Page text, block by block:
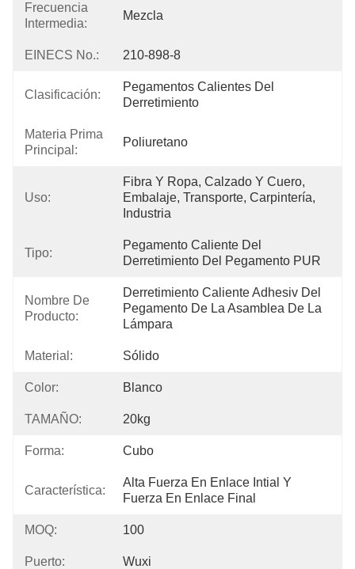
Frecuencia
Intermedia:
Mezcla
EINECS No.: 210-898-8
Clasificación:
Pegamentos Calientes Del
Derretimiento
Materia Prima
Principal:
Poliuretano
Uso:
Fibra Y Ropa, Calzado Y Cuero,
Embalaje, Transporte, Carpintería,
Industria
Tipo:
Pegamento Caliente Del
Derretimiento Del Pegamento PUR
Nombre De
Producto:
Derretimiento Caliente Adhesiv Del
Pegamento De La Asamblea De La
Lámpara
Material: Sólido
Color: Blanco
TAMAÑO: 20kg
Forma: Cubo
Característica:
Alta Fuerza En Enlace Intial Y
Fuerza En Enlace Final
MOQ: 100
Puerto: Wuxi